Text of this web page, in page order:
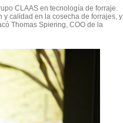
CLAAS en tecnología de forraje.
y calidad en la cosecha de forrajes, y
Thomas Spiering, COO de la